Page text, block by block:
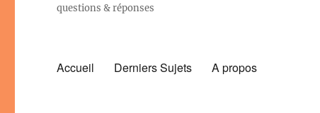
questions & réponses
Accueil Derniers Sujets A propos